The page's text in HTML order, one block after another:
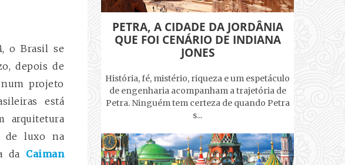
, o Brasil se
depois de
projeto
está
arquitetura
de luxo na
da Caiman
PETRA, A CIDADE DA JORDÂNIA
QUE FOI CENÁRIO DE INDIANA
JONES
História, fé, mistério, riqueza e um espetáculo
de engenharia acompanham a trajetória de
Petra. Ninguém tem certeza de quando Petra
s...